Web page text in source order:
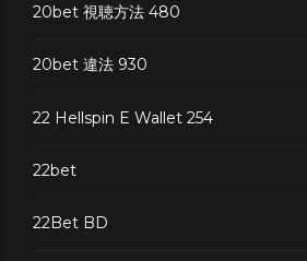
20bet 視聴方法 480
20bet 違法 930
22 Hellspin E Wallet 254
22bet
22Bet BD